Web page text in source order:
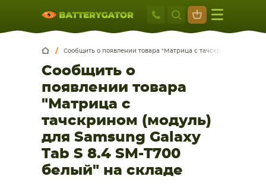
Москва
+7 495 414
г. Москва, ул. Ткацкая, 5с3 (м. Семеновская)
Обратный звонок
Пн-Вс:
9:00-21:00
смартфона, планшета
Сообщить о появлении товара "Матрица с тачскрином
Сообщить о
появлении товара
"Матрица с
тачскрином (модуль)
для Samsung Galaxy
Tab S 8.4 SM-T700
белый" на складе